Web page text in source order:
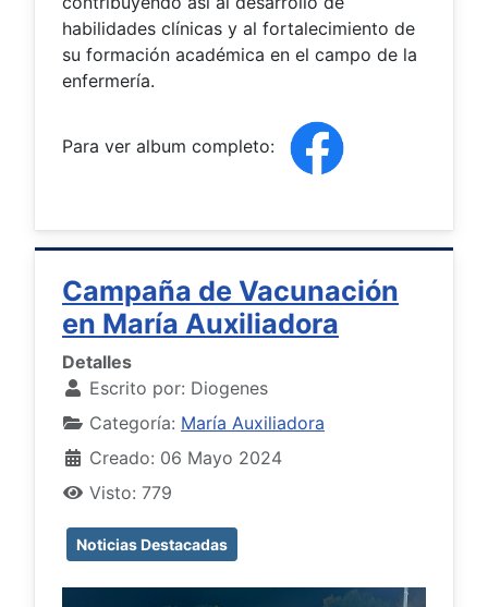
habilidades clínicas y al fortalecimiento de
su formación académica en el campo de la
enfermería.
Para ver album completo:
Campaña de Vacunación
en María Auxiliadora
Detalles
Escrito por: Diogenes
Categoría: María Auxiliadora
Creado: 06 Mayo 2024
Visto: 779
Noticias Destacadas